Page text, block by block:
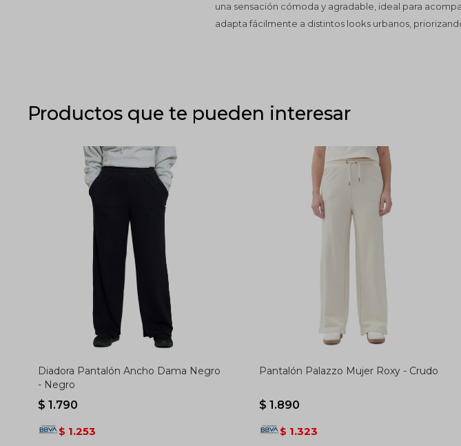
una sensación cómoda y agradable, ideal para
adapta fácilmente a distintos looks urbanos,
Productos que te pueden interesar
Diadora Pantalón Ancho Dama Negro
- Negro
$ 1.790
$ 1.253
Pantalón Palazzo Mujer Roxy - Crudo
$ 1.890
$ 1.323